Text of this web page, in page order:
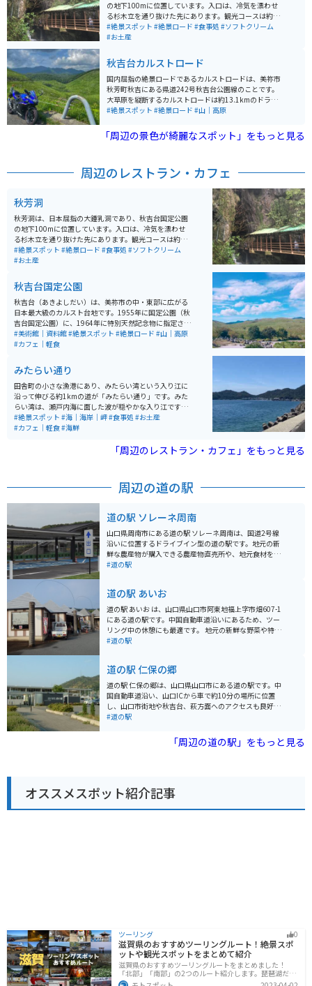
の地下100mに位置しています。入口は、冷気を漂わせ
る杉木立を通り抜けた先にあります。観光コースは約1k
m、四季を通じて温度が17℃で一定しており、快適に観
光することができます。洞内には不思議な自然の造形美
洞、高知の龍河洞と並び、日本三大鍾乳洞の一つで、特
別天然記念物にも指定されています。 洞内には見事な造
形美の数々があり、百枚皿や黄金柱などは忘れがたい美
しさです。また、冒険コースや、秋芳洞・闇のロマン体
験などもあり、スリリングな探検を楽しむことができま
す。 一般入洞時間が終了した19時からは、秋芳洞・闇の
く夜の探検コースで、洞内の照明を消した暗闇の秋芳洞
を歩き、一層神秘的な眺めに感動することができます。
#絶景スポット #絶景ロード #食事処 #ソフトクリーム
#お土産
秋吉台カルストロード
国内屈指の絶景ロードであるカルストロードは、美祢市
秋芳町秋吉にある県道242号秋吉台公園線のことです。
大草原を縦断するカルストロードは約13.1kmのドライ
ブウェイで、かつては有料道路だったところが、現在は
億5千年以上もかけて出来た大地は人々を魅了し、開放
感のある爽快なロードとなっています。カルストロード
窟もあり、歴史を感じつつゆったりと過ごすことのでき
#絶景スポット #絶景ロード #山｜高原
「周辺の景色が綺麗なスポット」をもっと見る
周辺のレストラン・カフェ
秋芳洞
秋芳洞は、日本屈指の大鍾乳洞であり、秋吉台国定公園
の地下100mに位置しています。入口は、冷気を漂わせ
る杉木立を通り抜けた先にあります。観光コースは約1k
m、四季を通じて温度が17℃で一定しており、快適に観
光することができます。洞内には不思議な自然の造形美
洞、高知の龍河洞と並び、日本三大鍾乳洞の一つで、特
別天然記念物にも指定されています。 洞内には見事な造
形美の数々があり、百枚皿や黄金柱などは忘れがたい美
しさです。また、冒険コースや、秋芳洞・闇のロマン体
験などもあり、スリリングな探検を楽しむことができま
す。 一般入洞時間が終了した19時からは、秋芳洞・闇の
ロマン体験を体験することができます。懐中電灯1本で歩
を歩き、一層神秘的な眺めに感動することができます。
洞内の温度は四季を通じて一定で、雨の日でも快適に観
光することができます。
#絶景スポット #絶景ロード #食事処 #ソフトクリーム
#お土産
秋吉台国定公園
秋吉台（あきよしだい）は、美祢市の中・東部に広がる
日本最大級のカルスト台地です。1955年に国定公園（秋
吉台国定公園）に、1964年に特別天然記念物に指定され
ています。この秋吉台の雄大な景観を作っている石灰石
は、およそ3億5千万年前に南方の海でサンゴ礁として誕
地を形成しました。
#美術館｜資料館#絶景スポット #絶景ロード #山｜高原
#カフェ｜軽食
みたらい通り
田舎町の小さな漁港にあり、みたらい湾という入り江に
沿って伸びる約1kmの道が「みたらい通り」です。みた
らい湾は、瀬戸内海に面した波が穏やかな入り江です。
みたらい通りからはその入り江を一望でき、目前に広が
る青い海と通りに対面する象鼻ヶ岬という岬に映える山
着かせてくれます。 また、少し歩けば、美味しいコーヒ
#絶景スポット #海｜海岸｜岬#食事処 #お土産
#カフェ｜軽食#海鮮
「周辺のレストラン・カフェ」をもっと見る
周辺の道の駅
道の駅 ソレーネ周南
山口県周南市にある道の駅 ソレーネ周南は、国道2号線
沿いに位置するドライブイン型の道の駅です。地元の新
鮮な農産物が購入できる農産物直売所や、地元食材を使
ったレストランが人気です。 レストランでは、周南市の
を使った料理も楽しむことができます。 バイクで訪れる
場合、道の駅には広々とした駐車場が完備されているの
で安心です。道の駅 ソレーネ周南を拠点に、周辺の観光
スポットを巡るのも良いでしょう。例えば、瀬戸内海国
立公園に浮かぶ島々を巡る周防大島へのツーリングはい
#道の駅
道の駅 あいお
道の駅 あいお は、山口県山口市阿東地福上字市畑607-1
にある道の駅です。中国自動車道沿いにあるため、ツー
リング中の休憩にも最適です。 地元の新鮮な野菜や特産
品が販売されている直売所があり、特におすすめは「あ
また、道の駅 あいお から車で約5分の場所には、国の重
要文化財に指定されている「旧山﨑家住宅」がありま
す。旧山﨑家住宅は、江戸時代後期の建築様式を残す貴
重な建造物で、一見の価値があります。 バイクで訪れる
際は、道の駅 あいお にバイク専用の駐車場があるため安
#道の駅
道の駅 仁保の郷
道の駅 仁保の郷は、山口県山口市にある道の駅です。中
国自動車道沿い、山口ICから車で約10分の場所に位置
し、山口市街地や秋吉台、萩方面へのアクセスも良好で
す。 地元産の新鮮な野菜や果物、特産品を販売する直売
な野菜は人気があり、朝早くから行列ができることもあ
るほどです。また、併設のレストランでは、地元食材を
が完備されているので安心です。ツーリングの休憩地点
としても最適で、中国自動車道を利用するライダーが多
く立ち寄ります。周辺には、秋吉台や秋芳洞、萩など観
#道の駅
「周辺の道の駅」をもっと見る
オススメスポット紹介記事
ツーリング 0
滋賀県のおすすめツーリングルート！絶景スポ
ットや観光スポットをまとめて紹介
滋賀県のおすすめツーリングルートをまとめました！
「北部」「南部」の2つのルート紹介します。琵琶湖だけ
でなく、比叡山ドライブウェイなどの山を楽しめるスポ